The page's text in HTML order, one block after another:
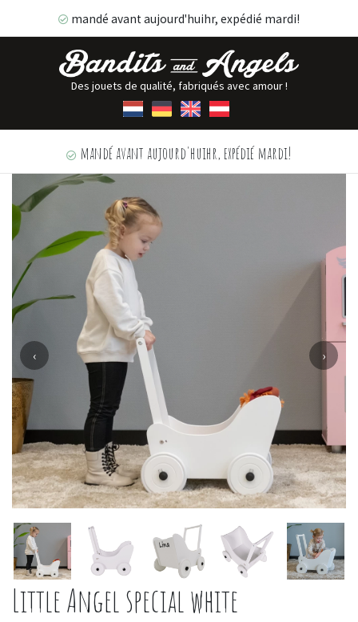
mandé avant aujourd'huihr, expédié mardi!
Des jouets de qualité, fabriqués avec amour !
mandé avant aujourd'huihr, expédié mardi!
‹ ›
Little Angel special white